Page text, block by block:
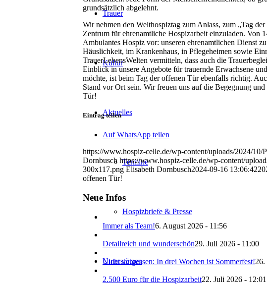
Trauer
Kultur
Aktuelles
Termine
Hospizbriefe & Presse
Unterstützen
grundsätzlich abgelehnt.
Wir nehmen den Welthospiztag zum Anlass, zum „Tag
Zentrum für ehrenamtliche Hospizarbeit einzuladen. Von
Ambulantes Hospiz vor: unseren ehrenamtlichen Dienst
Häuslichkeit, im Krankenhaus, in Pflegeheimen sowie
TrauerLebensWelten vermitteln, dass auch die
Einblick in unsere Angebote für trauernde Erwachsene
möchte, ist beim Tag der offenen Tür ebenfalls richtig.
Stand vor Ort sein. Wir freuen uns auf die Begegnung
Tür!
Eintrag teilen
Auf WhatsApp teilen
https://www.hospiz-celle.de/wp-content/uploads/2024/10/
Dornbusch https://www.hospiz-celle.de/wp-content/
300x117.png Elisabeth Dornbusch2024-09-16 13:06:42
offenen Tür!
Neue Infos
Immer als Team!6. August 2026 - 11:56
Detailreich und wunderschön29. Juli 2026 - 11:00
Nicht vergessen: In drei Wochen ist Sommerfest!26.
2.500 Euro für die Hospizarbeit22. Juli 2026 - 12:01